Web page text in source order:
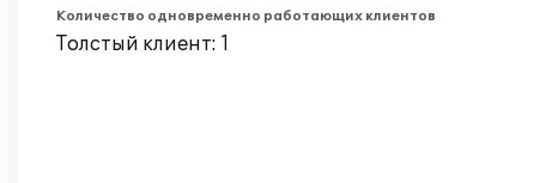
Количество одновременно работающих клиентов
Толстый клиент: 1